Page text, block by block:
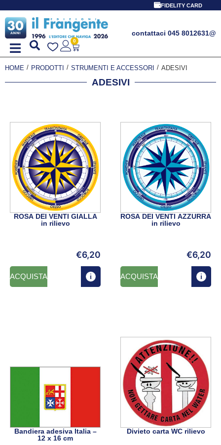
FIDELITY CARD
contattaci 045 8012631@
0
HOME / PRODOTTI / STRUMENTI E ACCESSORI / ADESIVI
ADESIVI
ROSA DEI VENTI GIALLA
in rilievo
€6,20
ACQUISTA
ROSA DEI VENTI AZZURRA
in rilievo
€6,20
ACQUISTA
Bandiera adesiva Italia –
12 x 16 cm
Divieto carta WC rilievo